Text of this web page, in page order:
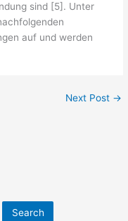
sind [5]. Unter
auf und werden
Next Post →
Search